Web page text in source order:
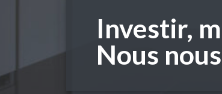
Investir,
Nous